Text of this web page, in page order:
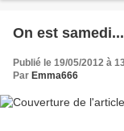
On est
Publié le 19/05/2012 à
Par Emma666